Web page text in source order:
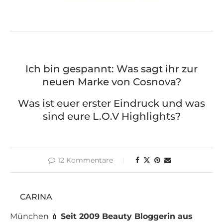
Ich bin gespannt: Was sagt ihr zur
neuen Marke von Cosnova?
Was ist euer erster Eindruck und was
sind eure L.O.V Highlights?
12 Kommentare
CARINA
München 💄 Seit 2009 Beauty Bloggerin aus